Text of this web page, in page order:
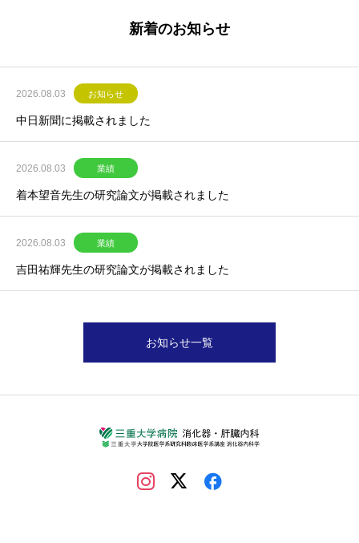
新着のお知らせ
2026.08.03 お知らせ
中日新聞に掲載されました
2026.08.03 業績
着本望音先生の研究論文が掲載されました
2026.08.03 業績
吉田祐輝先生の研究論文が掲載されました
お知らせ一覧